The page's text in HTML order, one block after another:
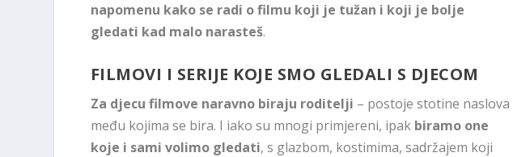
napomenu kako se radi o filmu koji je tužan i koji je bolje
gledati kad malo narasteš.
FILMOVI I SERIJE KOJE SMO GLEDALI S DJECOM
Za djecu filmove naravno biraju roditelji – postoje stotine naslova
među kojima se bira. I iako su mnogi primjereni, ipak biramo one
koje i sami volimo gledati, s glazbom, kostimima, sadržajem koji